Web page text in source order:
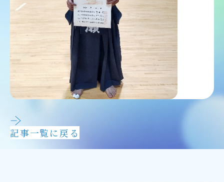
進路・進学 TOP
進路指導
進学実績
獨協学園との高大連携
他大学との連携
活躍する卒業生
入試情報
入試情報 TOP
中学入試
高校入試
外部記事掲載
アクセス
在校生・保護者の方
記事一覧に戻る